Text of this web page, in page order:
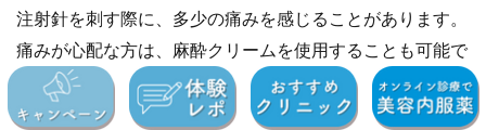
注射針を刺す際に、多少の痛みを感じることがあります。
痛みが心配な方は、麻酔クリームを使用することも可能で
す。